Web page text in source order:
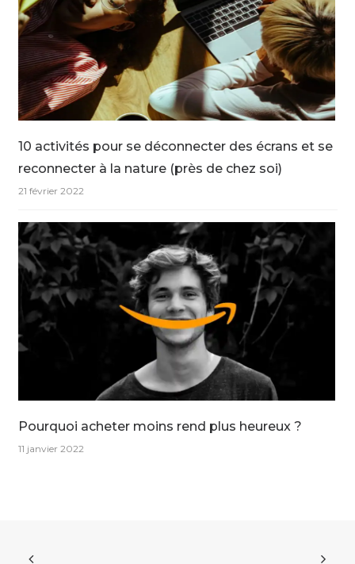
10 activités pour se déconnecter des écrans et se
reconnecter à la nature (près de chez soi)
21 février 2022
Pourquoi acheter moins rend plus heureux ?
11 janvier 2022